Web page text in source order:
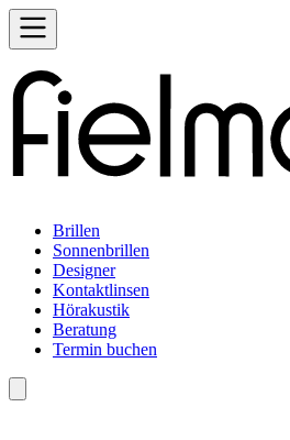
Brillen
Sonnenbrillen
Designer
Kontaktlinsen
Hörakustik
Beratung
Termin buchen